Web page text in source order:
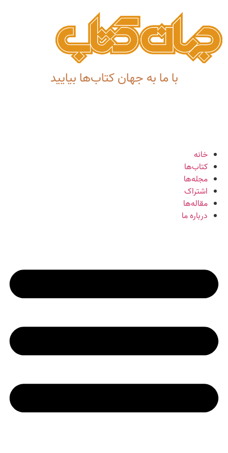
با ما به جهان کتاب‌ها بیایید
خانه
کتاب‌ها
مجله‌ها
اشتراک
مقاله‌ها
درباره ما